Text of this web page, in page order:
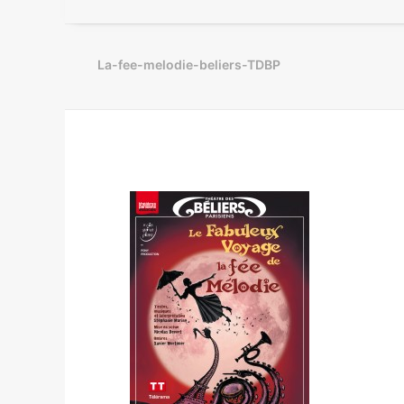
La-fee-melodie-beliers-TDBP